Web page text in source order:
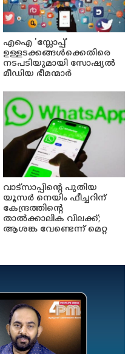
എഐ 'സ്ലോപ്പ്'
ഉള്ളടക്കങ്ങൾക്കെതിരെ
നടപടിയുമായി സോഷ്യൽ
മീഡിയ ഭീമന്മാർ
വാട്സാപ്പിന്റെ പുതിയ
യൂസർ നെയിം ഫീച്ചറിന്
കേന്ദ്രത്തിന്റെ
താൽക്കാലിക വിലക്ക്;
ആശങ്ക വേണ്ടെന്ന് മെറ്റ